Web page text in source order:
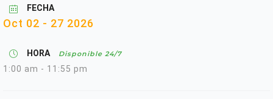
FECHA
Oct 02 - 27 2026
HORA Disponible 24/7
1:00 am - 11:55 pm